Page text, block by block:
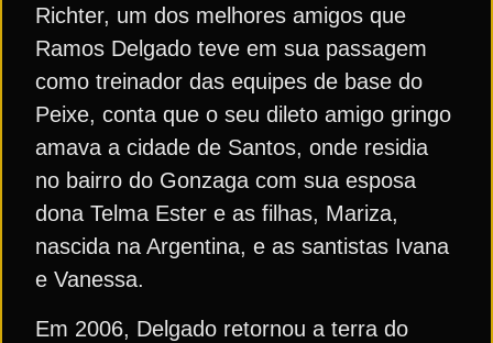
Richter, um dos melhores amigos que
Ramos Delgado teve em sua passagem
como treinador das equipes de base do
Peixe, conta que o seu dileto amigo gringo
amava a cidade de Santos, onde residia
no bairro do Gonzaga com sua esposa
dona Telma Ester e as filhas, Mariza,
nascida na Argentina, e as santistas Ivana
e Vanessa.
Em 2006, Delgado retornou a terra do